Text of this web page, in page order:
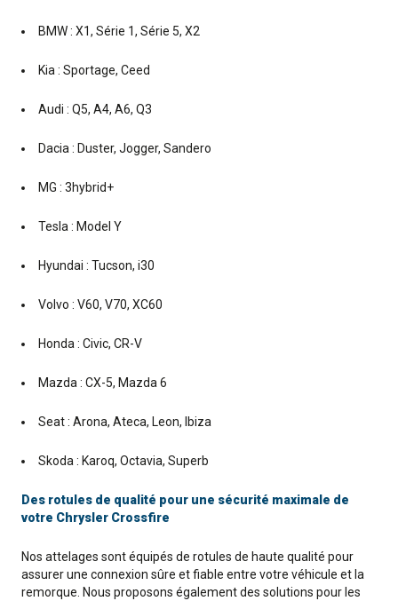
BMW : X1, Série 1, Série 5, X2
Kia : Sportage, Ceed
Audi : Q5, A4, A6, Q3
Dacia : Duster, Jogger, Sandero
MG : 3hybrid+
Tesla : Model Y
Hyundai : Tucson, i30
Volvo : V60, V70, XC60
Honda : Civic, CR-V
Mazda : CX-5, Mazda 6
Seat : Arona, Ateca, Leon, Ibiza
Skoda : Karoq, Octavia, Superb
Des rotules de qualité pour une sécurité maximale de
votre Chrysler Crossfire
Nos attelages sont équipés de rotules de haute qualité pour
assurer une connexion sûre et fiable entre votre véhicule et la
remorque. Nous proposons également des solutions pour les